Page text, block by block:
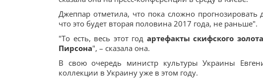
Джеппар отметила, что пока сложно прогнозировать
что это будет вторая половина 2017 года, не раньше".
"То есть, весь этот год артефакты скифского
Пирсона", – сказала она.
В свою очередь министр культуры Украины
коллекции в Украину уже в этом году.